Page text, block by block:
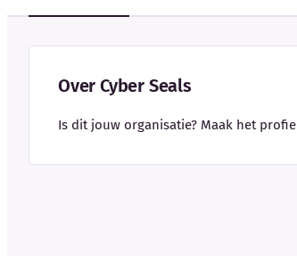
Over Cyber Seals
Is dit jouw organisatie? Maak het